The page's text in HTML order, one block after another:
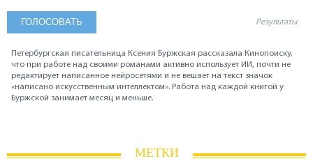
Результаты
Петербургская писательница Ксения Буржская рассказала Кинопоиску,
что при работе над своими романами активно использует ИИ, почти не
редактирует написанное нейросетями и не вешает на текст значок
«написано искусственным интеллектом». Работа над каждой книгой у
Буржской занимает месяц и меньше.
МЕТКИ